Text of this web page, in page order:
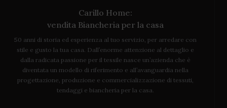
Carillo Home:
vendita Biancheria per la casa
50 anni di storia ed esperienza al tuo servizio, per arredare con
stile e gusto la tua casa. Dall’enorme attenzione al dettaglio e
dalla radicata passione per il tessile nasce un’azienda che è
diventata un modello di riferimento e all’avanguardia nella
progettazione, produzione e commercializzazione di tessuti,
tendaggi e biancheria per la casa.